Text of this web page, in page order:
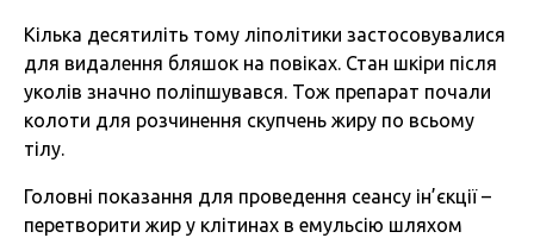
Кілька десятиліть тому ліполітики застосовувалися
для видалення бляшок на повіках. Стан шкіри після
уколів значно поліпшувався. Тож препарат почали
колоти для розчинення скупчень жиру по всьому
тілу.
Головні показання для проведення сеансу ін’єкції –
перетворити жир у клітинах в емульсію шляхом